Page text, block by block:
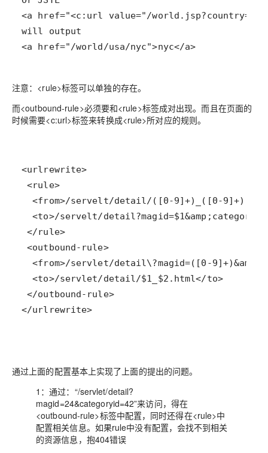
<a href="/world/usa/nyc">nyc</a>
注意：<rule>标签可以单独的存在。
而<outbound-rule>必须要和<rule>标签成对出现。而且在页面的
时候需要<c:url>标签来转换成<rule>所对应的规则。
<rule>
</rule>
<outbound-rule>
  <to>/servlet/detail/$1_$2.html</to>
</outbound-rule>
</urlrewrite>
通过上面的配置基本上实现了上面的提出的问题。
1：通过：“/servlet/detail?
magid=24&categoryid=42”来访问，得在
<outbound-rule>标签中配置，同时还得在<rule>中
配置相关信息。如果rule中没有配置，会找不到相关
的资源信息，抱404错误